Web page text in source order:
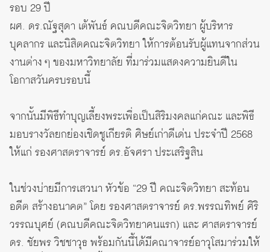
รอบ 29 ปี
ผศ. ดร.ณัฐสุดา เต้พันธ์ คณบดีคณะจิตวิทยา ผู้บริหาร
บุคลากร และนิสิตคณะจิตวิทยา ให้การต้อนรับผู้แทนจากส่วน
งานต่าง ๆ ของมหาวิทยาลัย ที่มาร่วมแสดงความยินดีใน
โอกาสวันครบรอบนี้
จากนั้นมีพิธีทำบุญเลี้ยงพระเพื่อเป็นสิริมงคลแก่คณะ และพิธี
มอบรางวัลยกย่องเชิดชูเกียรติ ศิษย์เก่าดีเด่น ประจำปี 2568
ให้แก่ รองศาสตราจารย์ ดร.อัจศรา ประเสริฐสิน
ในช่วงบ่ายมีการเสวนา หัวข้อ “29 ปี คณะจิตวิทยา สะท้อน
อดีต สร้างอนาคต” โดย รองศาสตราจารย์ ดร.พรรณทิพย์ ศิริ
วรรณบุศย์ (คณบดีคณะจิตวิทยาคนแรก) และ ศาสตราจารย์
ดร. ชัยพร วิชชาวุธ พร้อมกันนี้ได้มีคณาจารย์อาวุโสมาร่วมให้